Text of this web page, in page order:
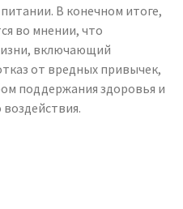
В конечном итоге,
во мнении, что
включающий
от вредных привычек,
поддержания здоровья и